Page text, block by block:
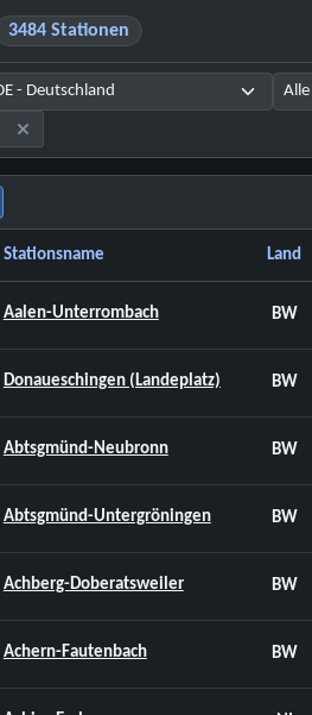
3484 Stationen
Stationsname Land
Aalen-Unterrombach BW
Donaueschingen (Landeplatz) BW
Abtsgmünd-Neubronn BW
Abtsgmünd-Untergröningen BW
Achberg-Doberatsweiler BW
Achern-Fautenbach BW